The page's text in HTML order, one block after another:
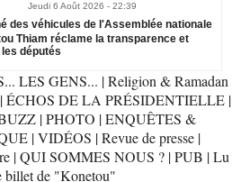
Jeudi 6 Août 2026 - 22:39
des véhicules de l'Assemblée nationale
Thiam réclame la transparence et
députés
LES GENS... |Religion & Ramadan
|ÉCHOS DE LA PRÉSIDENTIELLE |
|PHOTO |ENQUÊTES &
|VIDÉOS |Revue de presse |
|QUI SOMMES NOUS ? |PUB |Lu
billet de "Konetou"